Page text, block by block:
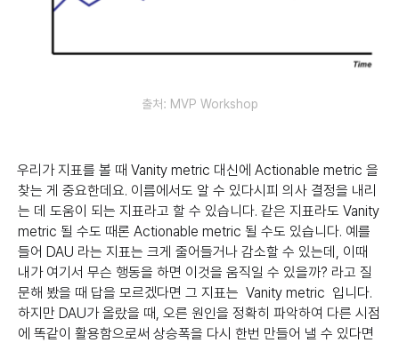
출처: MVP Workshop
우리가 지표를 볼 때 Vanity metric 대신에 Actionable metric 을
찾는 게 중요한데요. 이름에서도 알 수 있다시피 의사 결정을 내리
는 데 도움이 되는 지표라고 할 수 있습니다. 같은 지표라도 Vanity
metric 될 수도 때론 Actionable metric 될 수도 있습니다. 예를
들어 DAU 라는 지표는 크게 줄어들거나 감소할 수 있는데, 이때
내가 여기서 무슨 행동을 하면 이것을 움직일 수 있을까? 라고 질
문해 봤을 때 답을 모르겠다면 그 지표는 Vanity metric 입니다.
하지만 DAU가 올랐을 때, 오른 원인을 정확히 파악하여 다른 시점
에 똑같이 활용함으로써 상승폭을 다시 한번 만들어 낼 수 있다면